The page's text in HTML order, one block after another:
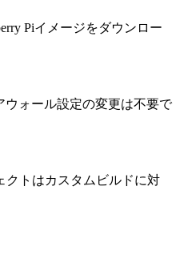
Piイメージをダウンロー
ウォール設定の変更は不要で
クトはカスタムビルドに対